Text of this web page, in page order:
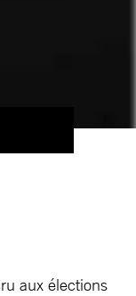
aux élections